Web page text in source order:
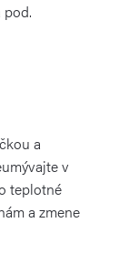
a
v
teplotné
a zmene